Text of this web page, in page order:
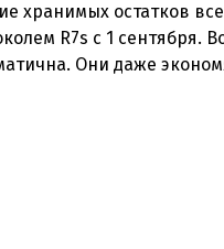
хранимых остатков
R7s с 1 сентября.
Они даже